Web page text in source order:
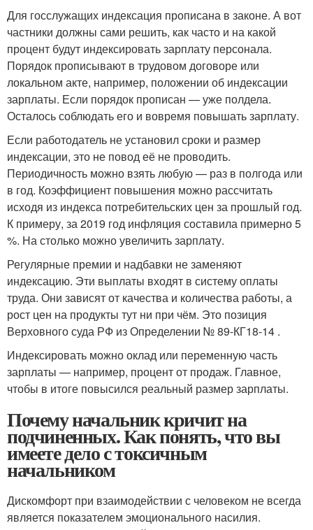
Для госслужащих индексация прописана в законе. А вот
частники должны сами решить, как часто и на какой
процент будут индексировать зарплату персонала.
Порядок прописывают в трудовом договоре или
локальном акте, например, положении об индексации
зарплаты. Если порядок прописан — уже полдела.
Осталось соблюдать его и вовремя повышать зарплату.
Если работодатель не установил сроки и размер
индексации, это не повод её не проводить.
Периодичность можно взять любую — раз в полгода или
в год. Коэффициент повышения можно рассчитать
исходя из индекса потребительских цен за прошлый год.
К примеру, за 2019 год инфляция составила примерно 5
%. На столько можно увеличить зарплату.
Регулярные премии и надбавки не заменяют
индексацию. Эти выплаты входят в систему оплаты
труда. Они зависят от качества и количества работы, а
рост цен на продукты тут ни при чём. Это позиция
Верховного суда РФ из Определении № 89-КГ18-14 .
Индексировать можно оклад или переменную часть
зарплаты — например, процент от продаж. Главное,
чтобы в итоге повысился реальный размер зарплаты.
Почему начальник кричит на
подчиненных. Как понять, что вы
имеете дело с токсичным
начальником
Дискомфорт при взаимодействии с человеком не всегда
является показателем эмоционального насилия.